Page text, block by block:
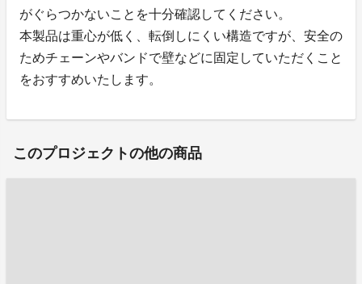
がぐらつかないことを十分確認してください。
本製品は重心が低く、転倒しにくい構造ですが、安全の
ためチェーンやバンドで壁などに固定していただくこと
をおすすめいたします。
このプロジェクトの他の商品